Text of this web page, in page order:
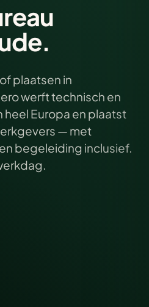
plaatsen in
werft technisch en
Europa en plaatst
— met
begeleiding inclusief.